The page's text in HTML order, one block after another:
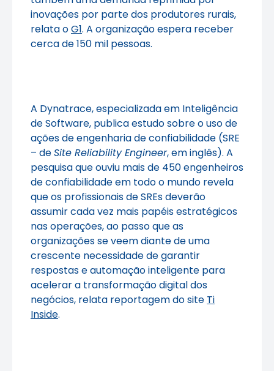
inovações por parte dos produtores rurais,
relata oG1. A organização espera receber
cerca de 150 mil pessoas.
A Dynatrace, especializada em Inteligência
de Software, publica estudo sobre o uso de
ações de engenharia de confiabilidade (SRE
– deSite Reliability Engineer, em inglês). A
pesquisa que ouviu mais de 450 engenheiros
de confiabilidade em todo o mundo revela
que os profissionais de SREs deverão
assumir cada vez mais papéis estratégicos
nas operações, ao passo que as
organizações se veem diante de uma
crescente necessidade de garantir
respostas e automação inteligente para
acelerar a transformação digital dos
negócios, relata reportagem do site Ti
Inside.